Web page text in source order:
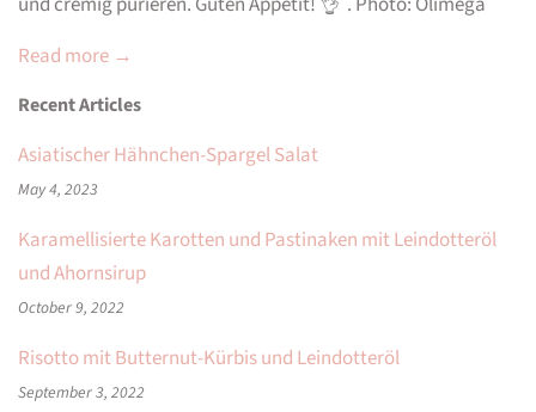
Read more →
Recent Articles
Asiatischer Hähnchen-Spargel Salat
May 4, 2023
Karamellisierte Karotten und Pastinaken mit Leindotteröl
und Ahornsirup
October 9, 2022
Risotto mit Butternut-Kürbis und Leindotteröl
September 3, 2022